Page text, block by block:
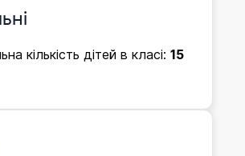
кількість дітей в класі: 15